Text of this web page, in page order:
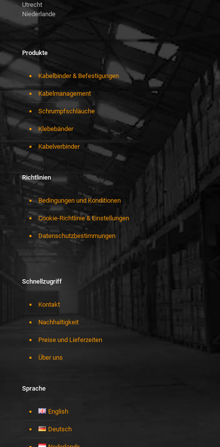
Utrecht
Niederlande
Produkte
Kabelbinder & Befestigungen
Kabelmanagement
Schrumpfschläuche
Klebebänder
Kabelverbinder
Richtlinien
Bedingungen und Konditionen
Cookie-Richtlinie & Einstellungen
Datenschutzbestimmungen
Schnellzugriff
Kontakt
Nachhaltigkeit
Preise und Lieferzeiten
Über uns
Sprache
English
Deutsch